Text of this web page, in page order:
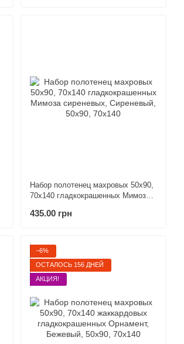
Набор полотенец махровых 50х90,
70х140 гладкокрашенных Мимоза
435.00 грн
−6%
ОСТАЛОСЬ 156 ДНЕЙ
АКЦИЯ!